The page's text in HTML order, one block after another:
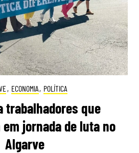
, ECONOMIA, POLÍTICA
trabalhadores que
jornada de luta no
Algarve